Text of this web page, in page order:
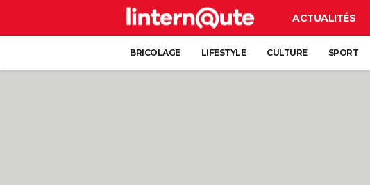
ACTUALITÉS
BRICOLAGE LIFESTYLE CULTURE SPORT